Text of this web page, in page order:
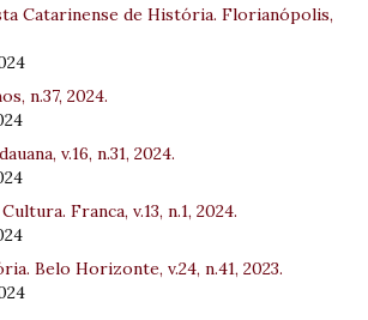
Catarinense de História. Florianópolis,
n.37, 2024.
v.16, n.31, 2024.
Franca, v.13, n.1, 2024.
Belo Horizonte, v.24, n.41, 2023.